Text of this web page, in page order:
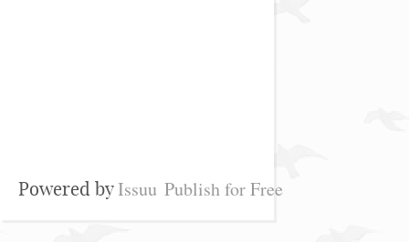
Powered byIssuu Publish for Free